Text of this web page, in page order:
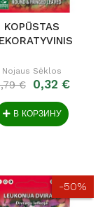
KOPŪSTAS
Nojaus Sėklos
€ 0,32 €
В КОРЗИНУ
-50%